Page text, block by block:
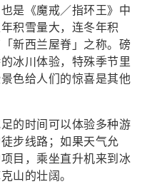
是《魔戒／指环王》中
积雪量大，连冬年积
新西兰屋脊」之称。磅
冰川体验，特殊季节里
色给人们的惊喜是其他
的时间可以体验多种游
步线路；如果天气允
目，乘坐直升机来到冰
山的壮阔。